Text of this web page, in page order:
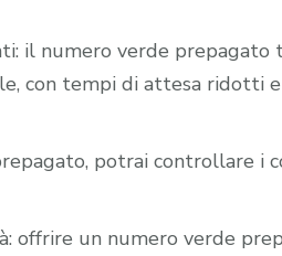
il numero verde
con tempi di attesa ridotti e
potrai controllare i
un numero verde